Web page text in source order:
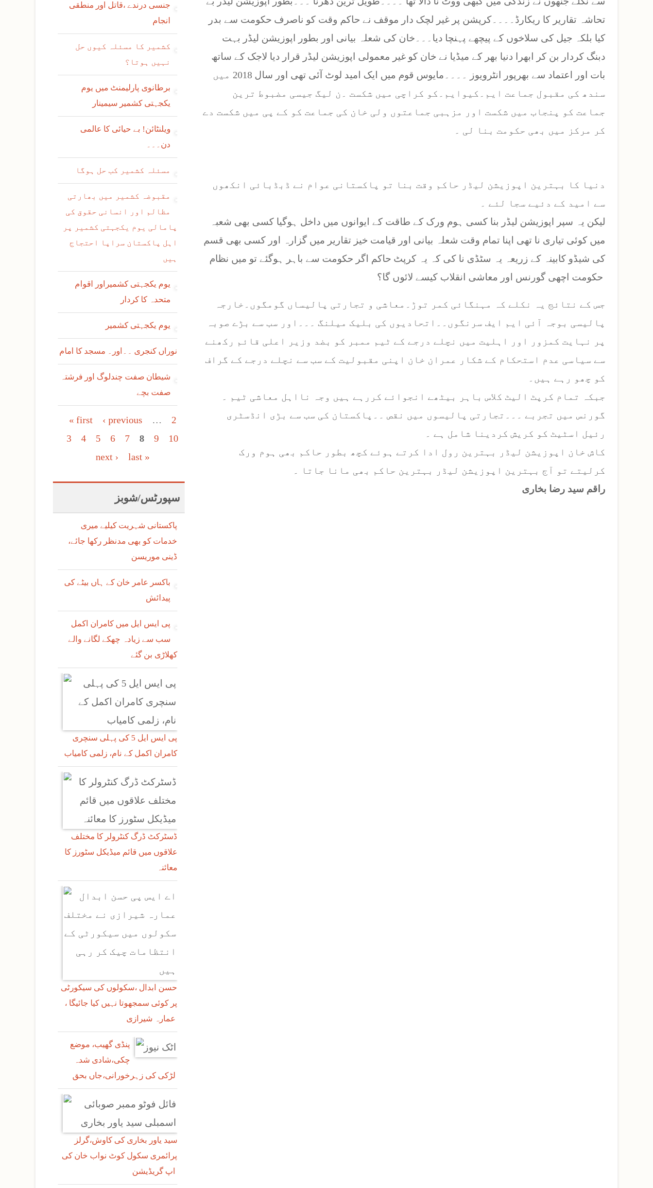
تحاشہ تقاریر کا ریکارڈ۔۔۔۔کرپشن پر غیر لچک دار موقف نے حاکم وقت کو ناصرف حکومت سے بدر
کیا بلکہ جیل کی سلاخوں کے پیچھے پہنچا دیا۔۔۔خان کی شعلہ بیانی اور بطور اپوزیشن لیڈر بہت
دبنگ کردار بن کر ابھرا دنیا بھر کے میڈیا نے خان کو غیر معمولی اپوزیشن لیڈر قرار دیا لاجک کے ساتھ
بات اور اعتماد سے بھرپور انٹرویوز ۔۔۔۔مایوس قوم میں ایک امید لوٹ آئی تھی اور سال 2018 میں
سندھ کی مقبول جماعت ایم۔کیوایم۔کو کراچی میں شکست ۔ن لیگ جیسی مضبوط ترین
جماعت کو پنجاب میں شکست اور مزہبی جماعتوں ولی خان کی جماعت کو کے پی میں شکست دے
کر مرکز میں بھی حکومت بنا لی ۔
دنیا کا بہترین اپوزیشن لیڈر حاکم وقت بنا تو پاکستانی عوام نے ڈبڈبائی انکھوں
سے امید کے دئیے سجا لئے ۔
لیکن یہ سپر اپوزیشن لیڈر بنا کسی ہوم ورک کے طاقت کے ایوانوں میں داخل ہوگیا کسی بھی شعبہ
میں کوئی تیاری نا تھی اپنا تمام وقت شعلہ بیانی اور قیامت خیز تقاریر میں گزارہ اور کسی بھی قسم
کی شیڈو کابینہ کے زریعہ یہ سٹڈی نا کی کہ یہ کرپٹ حاکم اگر حکومت سے باہر ہوگئے تو میں نظام
جس کے نتائج یہ نکلے کہ مہنگائی کمر توڑ۔معاشی و تجارتی پالیساں گومگوں۔خارجہ
پالیسی بوجہ آئی ایم ایف سرنگوں۔۔اتحادیوں کی بلیک میلنگ ۔۔۔اور سب سے بڑے صوبہ
پر نہایت کمزور اور اہلیت میں نچلے درجے کے ٹیم ممبر کو بضد وزیر اعلی قائم رکھنے
سے سیاسی عدم استحکام کے شکار عمران خان اپنی مقبولیت کے سب سے نچلے درجے کے گراف
کو چھو رہے ہیں۔
جبکہ تمام کرپٹ الیٹ کلاس باہر بیٹھے انجوائے کررہے ہیں وجہ نااہل معاشی ٹیم ۔
گورنس میں تجربے ۔۔۔تجارتی پالیسوں میں نقص ۔۔پاکستان کی سب سے بڑی انڈسٹری
رئیل اسٹیٹ کو کریش کردینا شامل ہے ۔
کاش خان اپوزیشن لیڈر بہترین رول ادا کرتے ہوئے کچھ بطور حاکم بھی ہوم ورک
کرلیتے تو آج بہترین اپوزیشن لیڈر بہترین حاکم بھی مانا جاتا ۔
راقم سید رضا بخاری
جنسی درندے ،قاتل اور منطقی
انجام
کشمیر کا مسئلہ کیوں حل
نہیں ہوتا؟
برطانوی پارلیمنٹ میں یوم
یکجہتی کشمیر سیمینار
ویلنٹائن! بے حیائی کا عالمی
دن۔۔۔
مسئلہ کشمیر کب حل ہوگا
مقبوضہ کشمیر میں بھارتی
مظالم اور انسانی حقوق کی
پامالی یوم یکجہتی کشمیر پر
اہل پاکستان سراپا احتجاج
ہیں
یوم یکجہتی کشمیراور اقوام
متحدہ کا کردار
یوم یکجہتی کشمیر
نوراں کنجری ۔۔اور۔ مسجد کا امام
شیطان صفت چندلوگ اور فرشتہ
صفت بچے
Pages
« first ‹ previous …
2
3
4 5 6 7 8 9
10
next ›
last »
سپورٹس/شوبز
پاکستانی شہریت کیلیے میری
خدمات کو بھی مدنظر رکھا جائے،
ڈینی موریسن
باکسر عامر خان کے ہاں بیٹے کی
پیدائش
پی ایس ایل میں کامران اکمل
سب سے زیادہ چھکے لگانے والے
کھلاڑی بن گئے
پی ایس ایل 5 کی پہلی سنچری
کامران اکمل کے نام، زلمی کامیاب
ڈسٹرکٹ ڈرگ کنٹرولر کا مختلف
علاقوں میں قائم میڈیکل سٹورز کا
معائنہ
حسن ابدال ،سکولوں کی سیکورٹی
پر کوئی سمجھوتا نہیں کیا جائیگا ،
چکی،شادی شدہ
سید یاور بخاری کی کاوش،گرلز
پرائمری سکول کوٹ نواب خان کی